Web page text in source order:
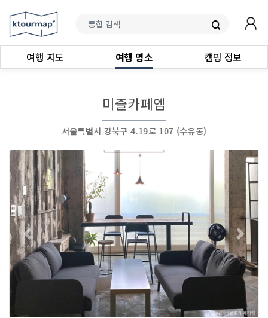
여행 지도 여행 명소 캠핑 정보
미즐카페엠
서울특별시 강북구 4.19로 107 (수유동)